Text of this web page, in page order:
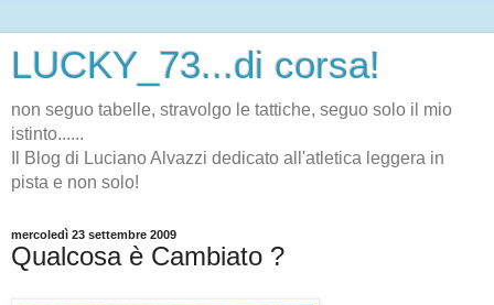
LUCKY_73...di corsa!
non seguo tabelle, stravolgo le tattiche, seguo solo il mio
istinto......
Il Blog di Luciano Alvazzi dedicato all'atletica leggera in
pista e non solo!
mercoledì 23 settembre 2009
Qualcosa è Cambiato ?